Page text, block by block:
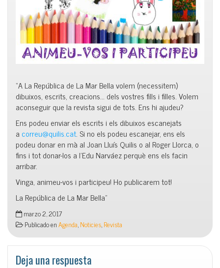
“A La República de La Mar Bella volem (necessitem)
dibuixos, escrits, creacions… dels vostres fills i filles. Volem
aconseguir que la revista sigui de tots. Ens hi ajudeu?
Ens podeu enviar els escrits i els dibuixos escanejats
a correu@quilis.cat. Si no els podeu escanejar, ens els
podeu donar en mà al Joan Lluís Quilis o al Roger Llorca, o
fins i tot donar-los a l’Edu Narváez perquè ens els facin
arribar.
Vinga, animeu-vos i participeu! Ho publicarem tot!
La República de La Mar Bella”
marzo 2, 2017
Publicado enAgenda,Noticies,Revista
Deja una respuesta